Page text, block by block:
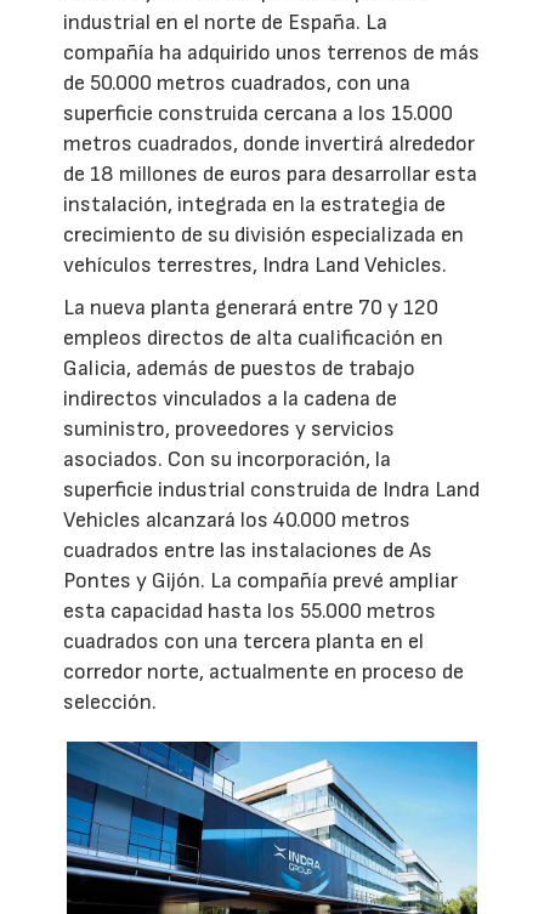
industrial en el norte de España. La
compañía ha adquirido unos terrenos de más
de 50.000 metros cuadrados, con una
superficie construida cercana a los 15.000
metros cuadrados, donde invertirá alrededor
de 18 millones de euros para desarrollar esta
instalación, integrada en la estrategia de
crecimiento de su división especializada en
vehículos terrestres, Indra Land Vehicles.
La nueva planta generará entre 70 y 120
empleos directos de alta cualificación en
Galicia, además de puestos de trabajo
indirectos vinculados a la cadena de
suministro, proveedores y servicios
asociados. Con su incorporación, la
superficie industrial construida de Indra Land
Vehicles alcanzará los 40.000 metros
cuadrados entre las instalaciones de As
Pontes y Gijón. La compañía prevé ampliar
esta capacidad hasta los 55.000 metros
cuadrados con una tercera planta en el
corredor norte, actualmente en proceso de
selección.